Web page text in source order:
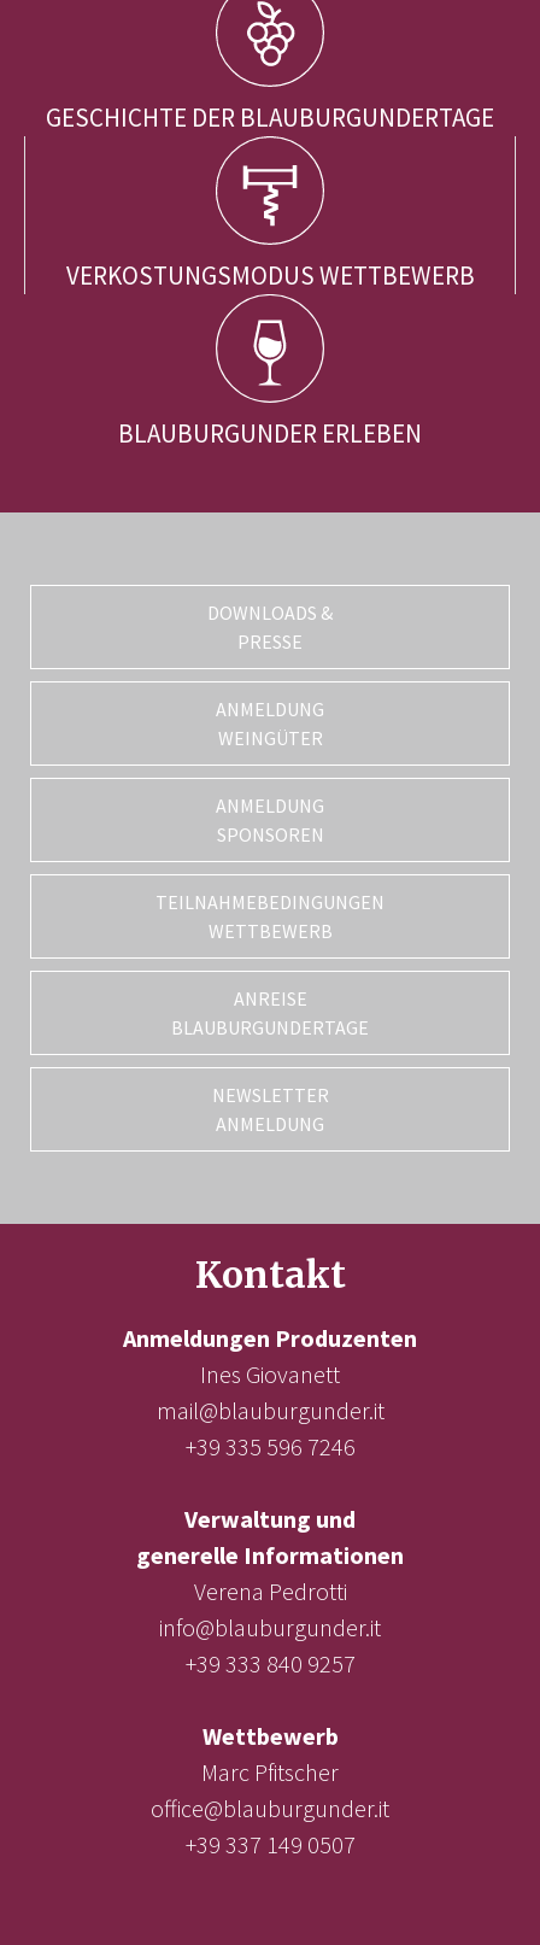
GESCHICHTE DER BLAUBURGUNDERTAGE
VERKOSTUNGSMODUS WETTBEWERB
BLAUBURGUNDER ERLEBEN
DOWNLOADS &
PRESSE
ANMELDUNG
WEINGÜTER
ANMELDUNG
SPONSOREN
TEILNAHMEBEDINGUNGEN
WETTBEWERB
ANREISE
BLAUBURGUNDERTAGE
NEWSLETTER
ANMELDUNG
Kontakt
Anmeldungen Produzenten
Ines Giovanett
mail@blauburgunder.it
+39 335 596 7246
Verwaltung und
generelle Informationen
Verena Pedrotti
info@blauburgunder.it
+39 333 840 9257
Wettbewerb
Marc Pfitscher
office@blauburgunder.it
+39 337 149 0507